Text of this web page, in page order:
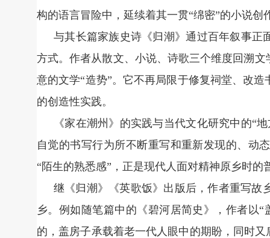
构的语言冒险中，延续着其一贯“绵密”的小说创
与其长篇家族史诗《归潮》通过百年叙事正
方式。作者从散文、小说、诗歌三个维度回溯
意的文学“造势”。它不再局限于修复祠堂、改
的创造性实践。
《家在潮州》的实践与当代文化研究中的“
自觉的书写行为所不断重写和重新发现的、动
“陌生的熟悉感”，正是现代人面对精神原乡时的
继《归潮》《英歌饭》出版后，作者重写故
乡。例如随笔篇中的《碧河居简史》，作者以
的，盖房子承载着老一代人眼中的期盼，同时